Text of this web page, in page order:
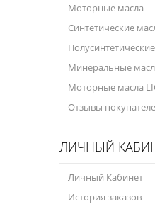
Моторные масла
Синтетические
Минеральные
Моторные масла
Отзывы
ЛИЧНЫЙ
Личный Кабинет
История заказов